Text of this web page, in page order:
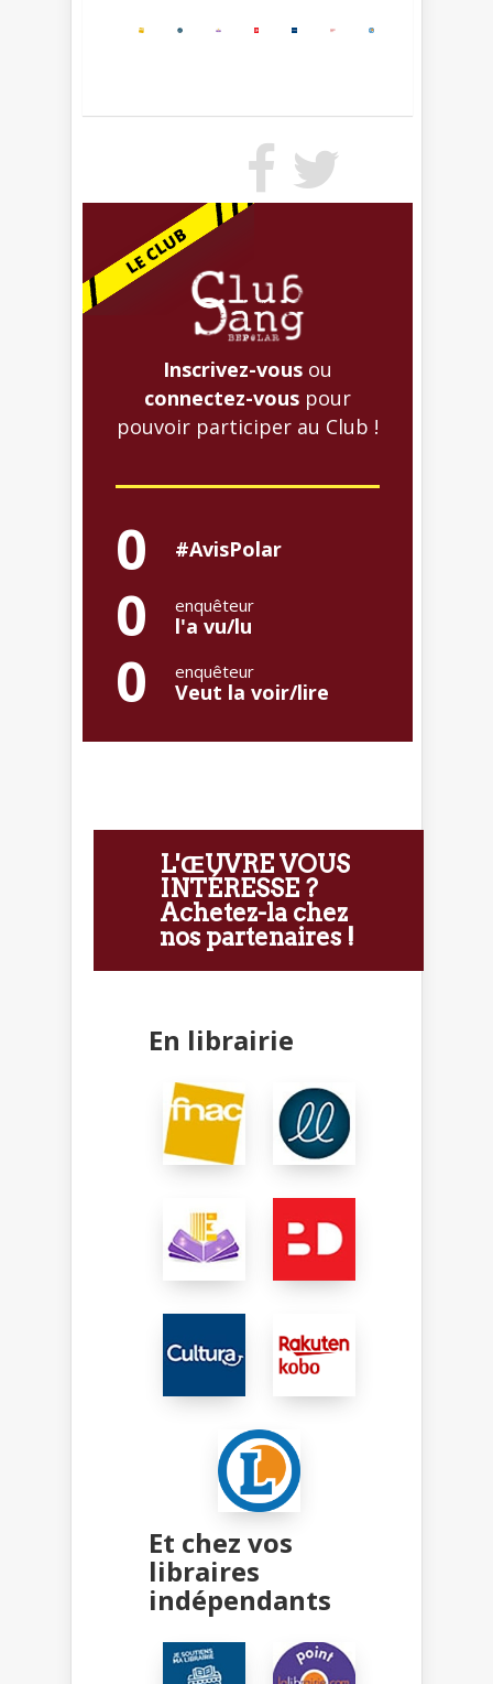
Inscrivez-vous ou
connectez-vous pour
pouvoir participer au Club !
0 #AvisPolar
0 enquêteur
l'a vu/lu
0 enquêteur
Veut la voir/lire
L'ŒUVRE VOUS
INTÉRESSE ?
Achetez-la chez
nos partenaires !
En librairie
Et chez vos
libraires
indépendants